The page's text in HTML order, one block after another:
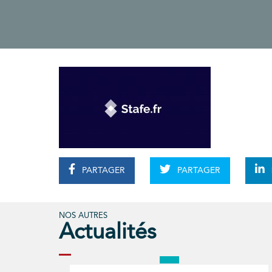
PARTAGER PARTAGER
NOS AUTRES
Actualités